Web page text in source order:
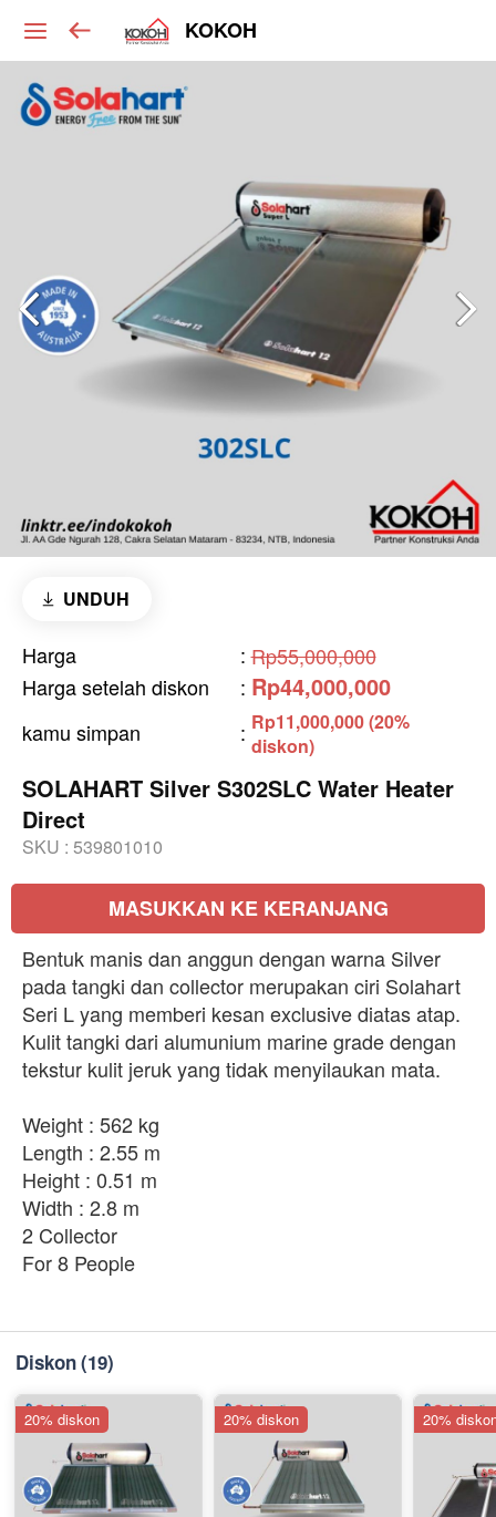
KOKOH
UNDUH
Harga : Rp55,000,000
Harga setelah diskon
: Rp44,000,000
kamu simpan : Rp11,000,000 (20%
diskon)
SOLAHART Silver S302SLC Water Heater
Direct
SKU : 539801010
MASUKKAN KE KERANJANG
Bentuk manis dan anggun dengan warna Silver
pada tangki dan collector merupakan ciri Solahart
Seri L yang memberi kesan exclusive diatas atap.
Kulit tangki dari alumunium marine grade dengan
tekstur kulit jeruk yang tidak menyilaukan mata.
Weight : 562 kg
Length : 2.55 m
Height : 0.51 m
Width : 2.8 m
2 Collector
For 8 People
Diskon(19)
20% diskon 20% diskon 20%